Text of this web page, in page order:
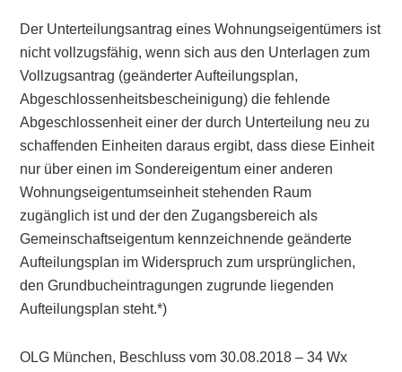
Der Unterteilungsantrag eines Wohnungseigentümers ist
nicht vollzugsfähig, wenn sich aus den Unterlagen zum
Vollzugsantrag (geänderter Aufteilungsplan,
Abgeschlossenheitsbescheinigung) die fehlende
Abgeschlossenheit einer der durch Unterteilung neu zu
schaffenden Einheiten daraus ergibt, dass diese Einheit
nur über einen im Sondereigentum einer anderen
Wohnungseigentumseinheit stehenden Raum
zugänglich ist und der den Zugangsbereich als
Gemeinschaftseigentum kennzeichnende geänderte
Aufteilungsplan im Widerspruch zum ursprünglichen,
den Grundbucheintragungen zugrunde liegenden
Aufteilungsplan steht.*)
OLG München, Beschluss vom 30.08.2018 – 34 Wx